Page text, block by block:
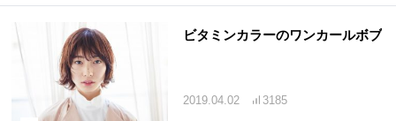
ビタミンカラーのワンカールボブ
2019.04.02 3185